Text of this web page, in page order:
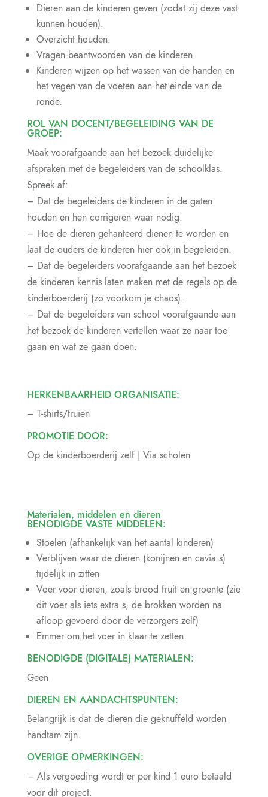
Dieren aan de kinderen geven (zodat zij deze vast
kunnen houden).
Overzicht houden.
Vragen beantwoorden van de kinderen.
Kinderen wijzen op het wassen van de handen en
het vegen van de voeten aan het einde van de
ronde.
ROL VAN DOCENT/BEGELEIDING VAN DE
GROEP:
Maak voorafgaande aan het bezoek duidelijke
afspraken met de begeleiders van de schoolklas.
Spreek af:
– Dat de begeleiders de kinderen in de gaten
houden en hen corrigeren waar nodig.
– Hoe de dieren gehanteerd dienen te worden en
laat de ouders de kinderen hier ook in begeleiden.
– Dat de begeleiders voorafgaande aan het bezoek
de kinderen kennis laten maken met de regels op de
kinderboerderij (zo voorkom je chaos).
– Dat de begeleiders van school voorafgaande aan
het bezoek de kinderen vertellen waar ze naar toe
gaan en wat ze gaan doen.
HERKENBAARHEID ORGANISATIE:
– T-shirts/truien
PROMOTIE DOOR:
Op de kinderboerderij zelf | Via scholen
Materialen, middelen en dieren
BENODIGDE VASTE MIDDELEN:
Stoelen (afhankelijk van het aantal kinderen)
Verblijven waar de dieren (konijnen en cavia s)
tijdelijk in zitten
Voer voor dieren, zoals brood fruit en groente (zie
dit voer als iets extra s, de brokken worden na
afloop gevoerd door de verzorgers zelf)
Emmer om het voer in klaar te zetten.
BENODIGDE (DIGITALE) MATERIALEN:
Geen
DIEREN EN AANDACHTSPUNTEN:
Belangrijk is dat de dieren die geknuffeld worden
handtam zijn.
OVERIGE OPMERKINGEN:
– Als vergoeding wordt er per kind 1 euro betaald
voor dit project.